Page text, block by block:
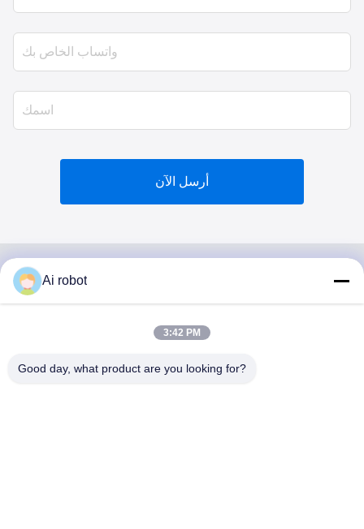
أرسل الآن
VIVI DENTAI
LABORATORY
Ai robot
3:42 PM
Good day, what product are you looking for?